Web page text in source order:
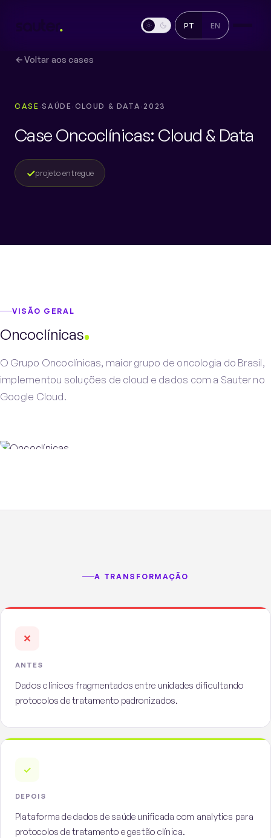
PT EN
Falar com a Sauter
Voltar aos cases
CASE SAÚDE CLOUD & DATA 2023
Case Oncoclínicas: Cloud & Data
✓projeto entregue
VISÃO GERAL
Oncoclínicas
O Grupo Oncoclínicas, maior grupo de oncologia do Brasil,
implementou soluções de cloud e dados com a Sauter no
Google Cloud.
A TRANSFORMAÇÃO
✕
ANTES
Dados clínicos fragmentados entre unidades dificultando
protocolos de tratamento padronizados.
✓
DEPOIS
Plataforma de dados de saúde unificada com analytics para
protocolos de tratamento e gestão clínica.